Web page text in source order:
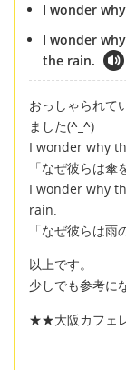
I wonder
I wonder
the rain.
おっしゃられて
ました(^_^)
I wonder why
「なぜ彼らは傘
I wonder why
rain.
「なぜ彼らは雨
以上です。
少しでも参考に
★★大阪カフェ